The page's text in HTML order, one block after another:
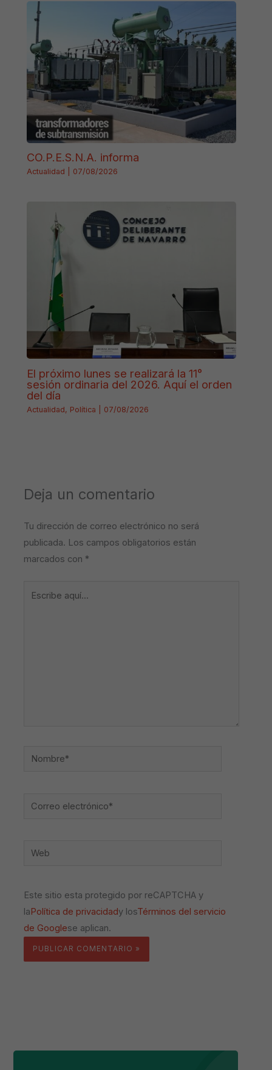
CO.P.E.S.N.A. informa
Actualidad 07/08/2026
El próximo lunes se realizará la 11°
sesión ordinaria del 2026. Aquí el orden
del día
Actualidad, Política 07/08/2026
Deja un comentario
Tu dirección de correo electrónico no será
publicada. Los campos obligatorios están
marcados con *
Nombre*
Correo
Web
Este sitio esta protegido por reCAPTCHA y
la Política de privacidady losTérminos del servicio
de Googlese aplican.